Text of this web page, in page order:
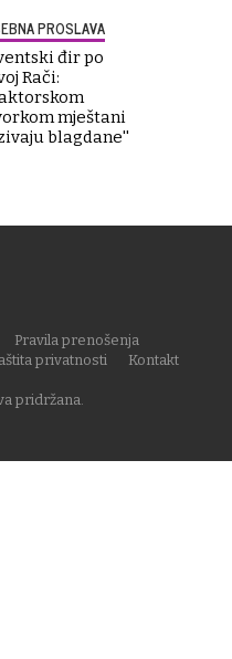
PROSLAVA
đir po
Rači:
mještani
blagdane''
pridržana.
Pravila prenošenja
privatnosti
Kontakt